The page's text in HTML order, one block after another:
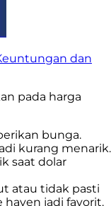
dan
pada harga
bunga.
kurang menarik.
saat dolar
atau tidak pasti
haven jadi favorit.